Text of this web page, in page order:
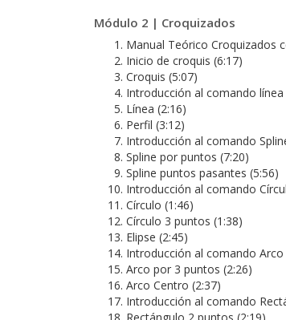
Módulo 2 | Croquizados
Manual Teórico Croquizados
Inicio de croquis (6:17)
Croquis (5:07)
Introducción al comando línea
Línea (2:16)
Perfil (3:12)
Introducción al comando
Spline por puntos (7:20)
Spline puntos pasantes (5:56)
Introducción al comando
Círculo (1:46)
Círculo 3 puntos (1:38)
Elipse (2:45)
Introducción al comando Arco
Arco por 3 puntos (2:26)
Arco Centro (2:37)
Introducción al comando